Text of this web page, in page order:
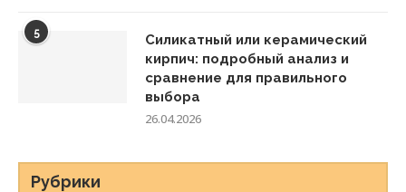
5
Силикатный или керамический
кирпич: подробный анализ и
сравнение для правильного
выбора
26.04.2026
Рубрики